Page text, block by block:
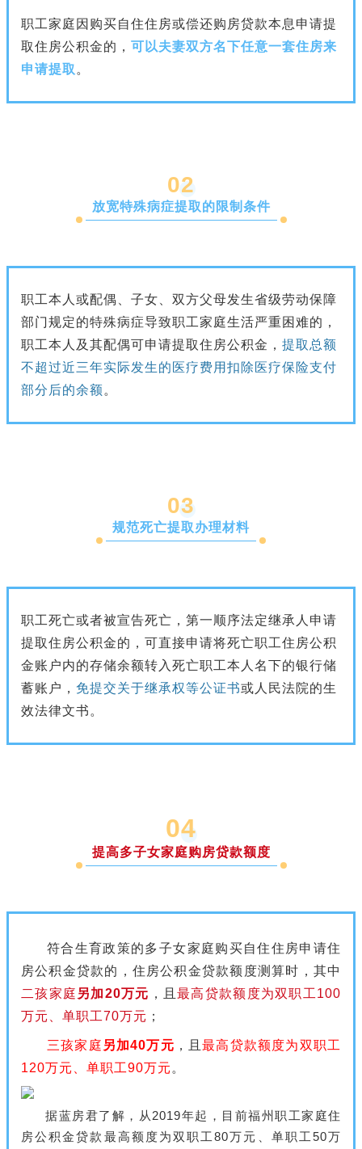
职工家庭因购买自住住房或偿还购房贷款本息申请提
取住房公积金的， 可以夫妻双方名下任意一套住房来
申请提取 。
02
放宽特殊病症提取的限制条件
职工本人或配偶、子女、双方父母发生省级劳动保障
部门规定的特殊病症导致职工家庭生活严重困难的，
职工本人及其配偶可申请提取住房公积金， 提取总额
不超过近三年实际发生的医疗费用扣除医疗保险支付
部分后的余额。
03
规范死亡提取办理材料
职工死亡或者被宣告死亡，第一顺序法定继承人申请
提取住房公积金的，可直接申请将死亡职工住房公积
金账户内的存储余额转入死亡职工本人名下的银行储
蓄账户， 免提交关于继承权等公证书或人民法院的生
效法律文书。
04
提高多子女家庭购房贷款额度
符合生育政策的多子女家庭购买自住住房申请住
房公积金贷款的，住房公积金贷款额度测算时，其中
二孩家庭 另加20万元 ，且最高贷款额度为双职工100
万元、单职工70万元 ；
三孩家庭 另加40万元 ，且最高贷款额度为双职工
120万元、单职工90万元 。
据蓝房君了解，从2019年起，目前福州职工家庭住
房公积金贷款最高额度为双职工80万元、单职工50万